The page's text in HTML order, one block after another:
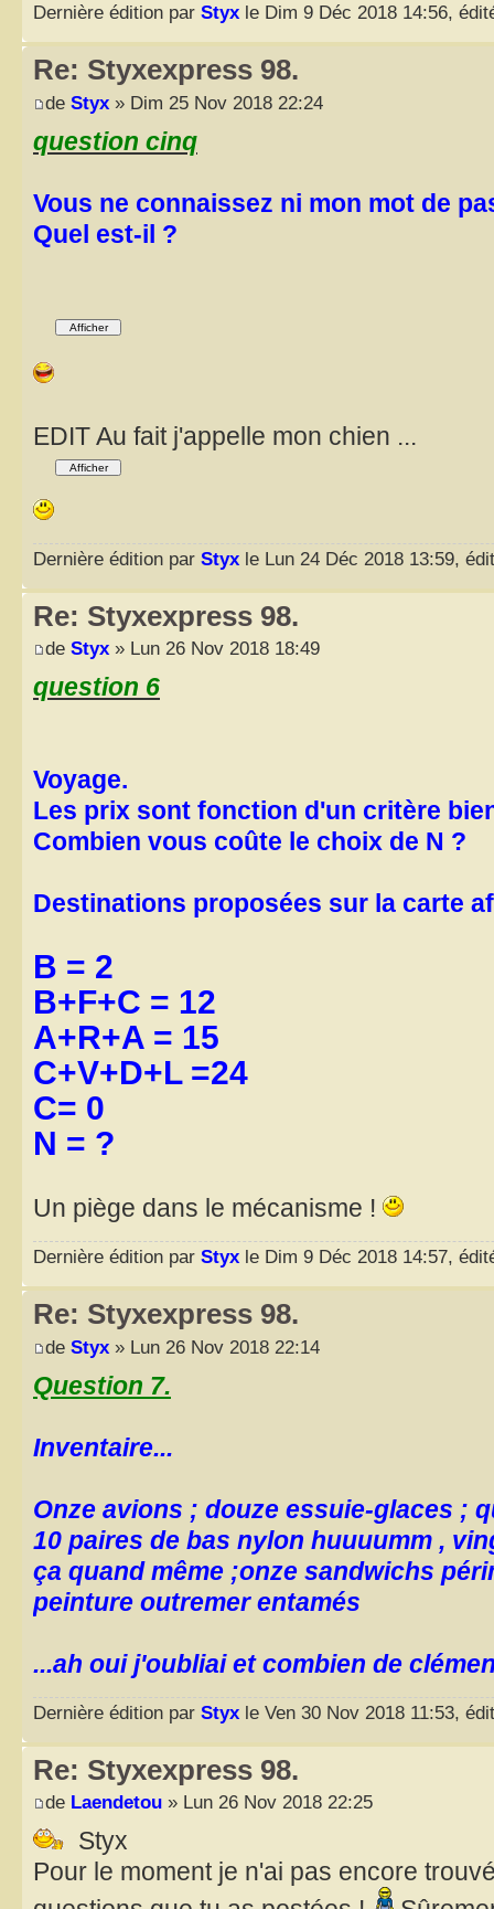
Dernière édition par Styx le Dim 9 Déc 2018 14:56,
Re: Styxexpress 98.
de Styx » Dim 25 Nov 2018 22:24
question cinq
Vous ne connaissez ni mon mot de
Quel est-il ?
EDIT Au fait j'appelle mon chien ...
Dernière édition par Styx le Lun 24 Déc 2018 13:59,
Re: Styxexpress 98.
de Styx » Lun 26 Nov 2018 18:49
question 6
Voyage.
Les prix sont fonction d'un critère
Combien vous coûte le choix de N ?
Destinations proposées sur la carte
B = 2
B+F+C = 12
A+R+A = 15
C+V+D+L =24
C= 0
N = ?
Un piège dans le mécanisme !
Dernière édition par Styx le Dim 9 Déc 2018 14:57,
Re: Styxexpress 98.
de Styx » Lun 26 Nov 2018 22:14
Question 7.
Inventaire...
Onze avions ; douze essuie-glaces ;
10 paires de bas nylon huuuumm ,
ça quand même ;onze sandwichs
peinture outremer entamés
...ah oui j'oubliai et combien de
Dernière édition par Styx le Ven 30 Nov 2018 11:53,
Re: Styxexpress 98.
de Laendetou » Lun 26 Nov 2018 22:25
Styx
Pour le moment je n'ai pas encore